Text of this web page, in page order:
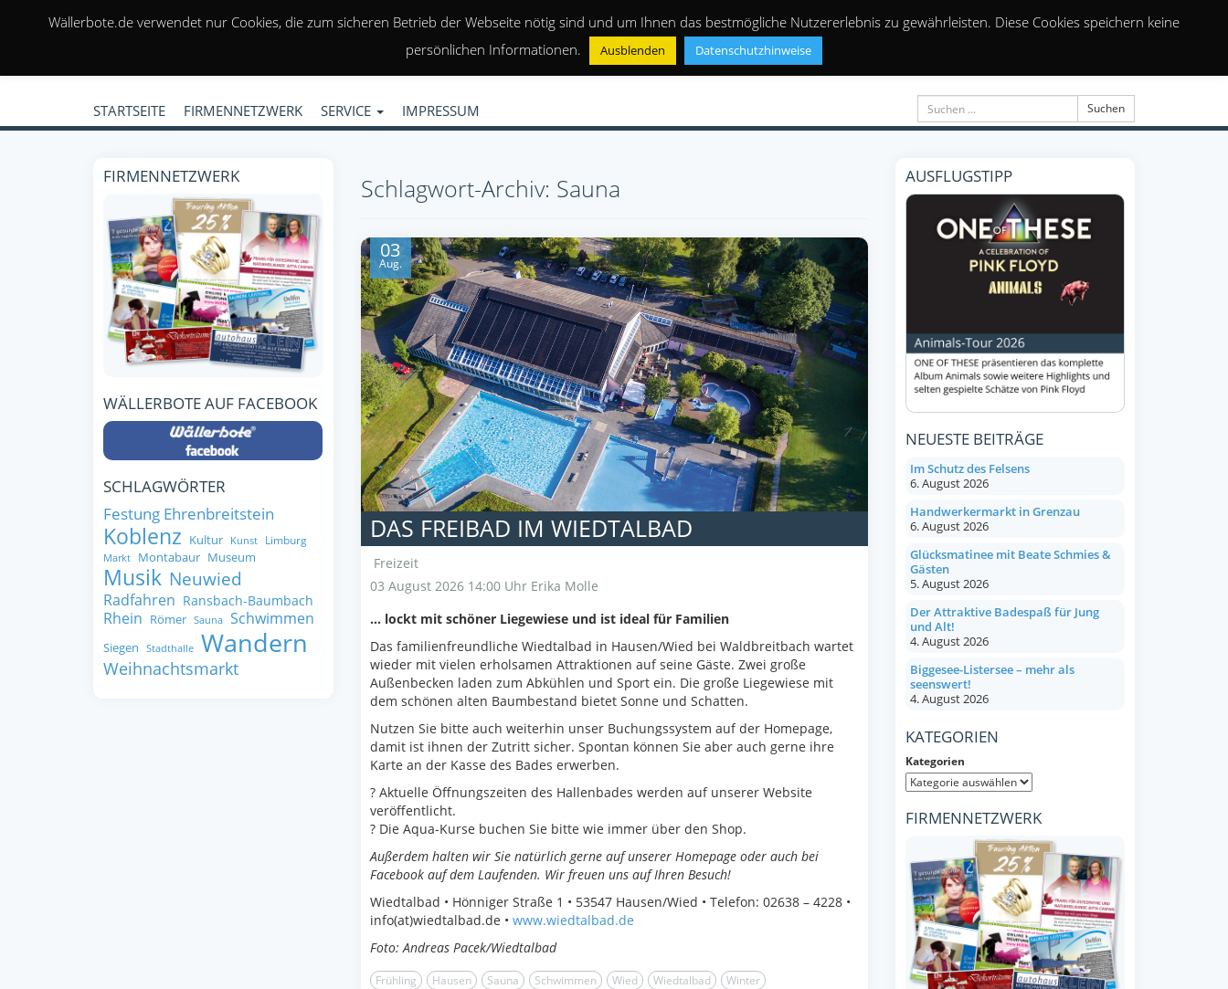
STARTSEITE FIRMENNETZWERK SERVICE IMPRESSUM Suchen
Schlagwort-Archiv: Sauna
03
Aug.
DAS FREIBAD IM WIEDTALBAD
Freizeit
03 August 2026 14:00 Uhr Erika Molle
… lockt mit schöner Liegewiese und ist ideal für Familien
Das familienfreundliche Wiedtalbad in Hausen/Wied bei Waldbreitbach wartet
wieder mit vielen erholsamen Attraktionen auf seine Gäste. Zwei große
Außenbecken laden zum Abkühlen und Sport ein. Die große Liegewiese mit
dem schönen alten Baumbestand bietet Sonne und Schatten.
Nutzen Sie bitte auch weiterhin unser Buchungssystem auf der Homepage,
damit ist ihnen der Zutritt sicher. Spontan können Sie aber auch gerne ihre
Karte an der Kasse des Bades erwerben.
? Aktuelle Öffnungszeiten des Hallenbades werden auf unserer Website
veröffentlicht.
? Die Aqua-Kurse buchen Sie bitte wie immer über den Shop.
Außerdem halten wir Sie natürlich gerne auf unserer Homepage oder auch bei
Facebook auf dem Laufenden. Wir freuen uns auf Ihren Besuch!
Wiedtalbad • Hönniger Straße 1 • 53547 Hausen/Wied • Telefon: 02638 – 4228 •
info(at)wiedtalbad.de • www.wiedtalbad.de
Foto: Andreas Pacek/Wiedtalbad
Frühling Hausen Sauna Schwimmen Wied Wiedtalbad Winter
FIRMENNETZWERK
WÄLLERBOTE AUF FACEBOOK
SCHLAGWÖRTER
Festung Ehrenbreitstein
Koblenz Kultur Kunst Limburg
Markt Montabaur Museum
Musik Neuwied
Radfahren Ransbach-Baumbach
Rhein Römer Sauna Schwimmen
Siegen Stadthalle Wandern
Weihnachtsmarkt
AUSFLUGSTIPP
NEUESTE BEITRÄGE
Im Schutz des Felsens
6. August 2026
Handwerkermarkt in Grenzau
6. August 2026
Glücksmatinee mit Beate Schmies &
Gästen
5. August 2026
Der Attraktive Badespaß für Jung
und Alt!
4. August 2026
Biggesee-Listersee – mehr als
seenswert!
4. August 2026
KATEGORIEN
Kategorien
FIRMENNETZWERK
Wällerbote.de verwendet nur Cookies, die zum sicheren Betrieb der Webseite nötig sind und um Ihnen das bestmögliche Nutzererlebnis zu gewährleisten. Diese Cookies speichern keine
persönlichen Informationen.
Ausblenden Datenschutzhinweise